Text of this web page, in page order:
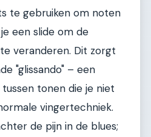
te gebruiken om noten
een slide om de
veranderen. Dit zorgt
"glissando" – een
tonen die je niet
vingertechniek.
de pijn in de blues;